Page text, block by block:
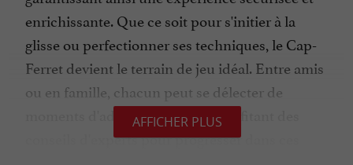
enrichissante. Que ce soit pour s'initier à la
glisse ou perfectionner ses techniques, le Cap-
Ferret devient le terrain de jeu idéal. Entre amis
ou en famille, chacun peut se délecter de
moments d'adrénaline tout en profitant des
conseils d'experts pour progresser dans ces
AFFICHER PLUS